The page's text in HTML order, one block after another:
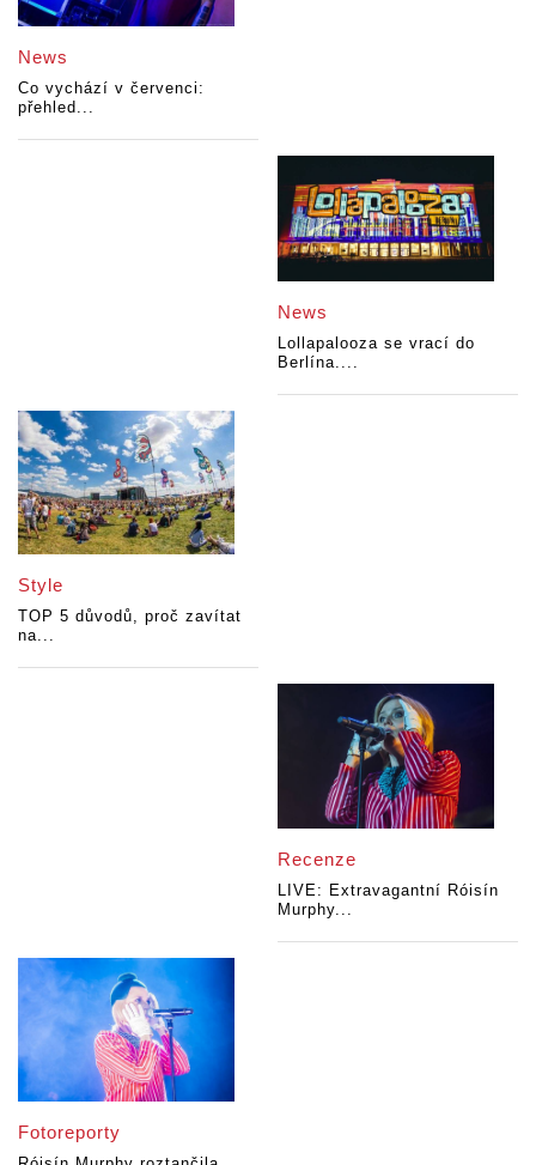
News
Co vychází v červenci:
přehled...
News
Lollapalooza se vrací do
Berlína....
Style
TOP 5 důvodů, proč zavítat
na...
Recenze
LIVE: Extravagantní Róisín
Murphy...
Fotoreporty